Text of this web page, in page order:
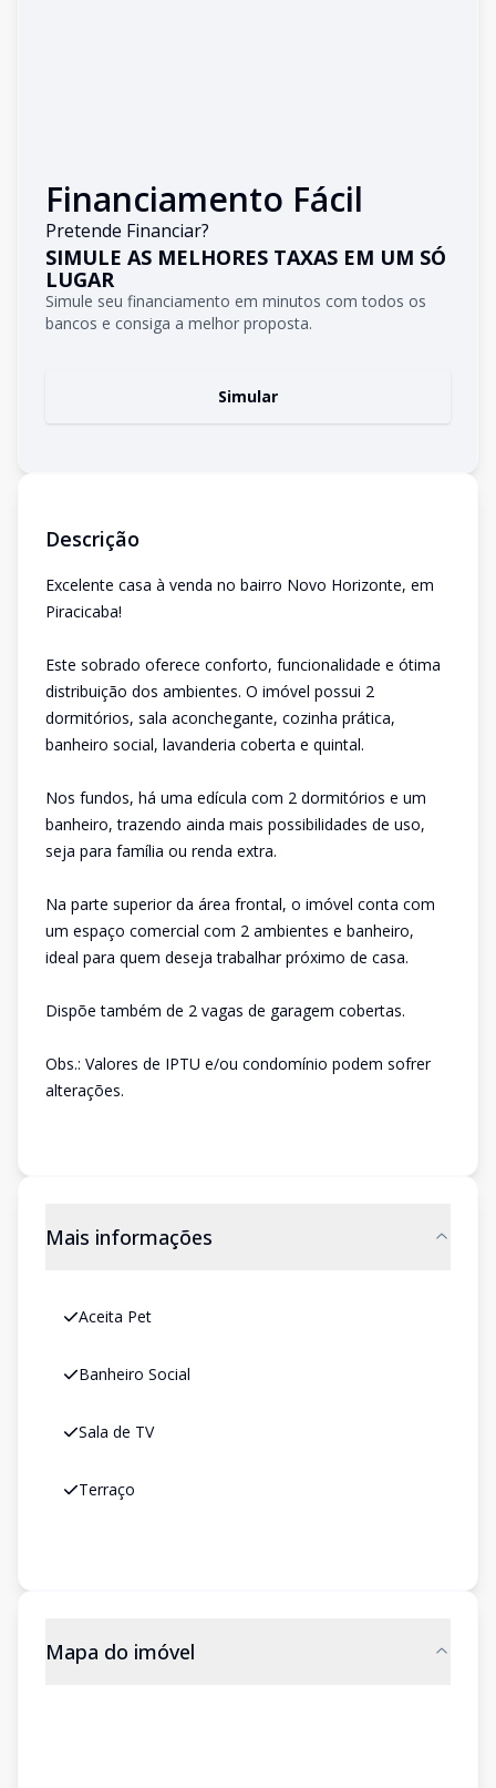
Financiamento Fácil
Pretende Financiar?
SIMULE AS MELHORES TAXAS EM UM SÓ
LUGAR
Simule seu financiamento em minutos com todos os
bancos e consiga a melhor proposta.
Simular
Descrição
Excelente casa à venda no bairro Novo Horizonte, em
Piracicaba!
Este sobrado oferece conforto, funcionalidade e ótima
distribuição dos ambientes. O imóvel possui 2
dormitórios, sala aconchegante, cozinha prática,
banheiro social, lavanderia coberta e quintal.
Nos fundos, há uma edícula com 2 dormitórios e um
banheiro, trazendo ainda mais possibilidades de uso,
seja para família ou renda extra.
Na parte superior da área frontal, o imóvel conta com
um espaço comercial com 2 ambientes e banheiro,
ideal para quem deseja trabalhar próximo de casa.
Dispõe também de 2 vagas de garagem cobertas.
Obs.: Valores de IPTU e/ou condomínio podem sofrer
alterações.
Mais informações
Aceita Pet
Banheiro Social
Sala de TV
Terraço
Mapa do imóvel